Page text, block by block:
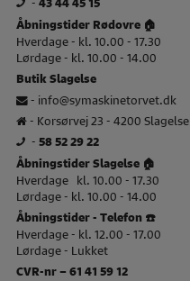
Åbningstider Rødovre 🏠
Hverdage - kl. 10.00 - 17.30
Lørdage - kl. 10.00 - 14.00
Butik Slagelse
- info@symaskinetorvet.dk
- Korsørvej 23 - 4200 Slagelse
- 58 52 29 22
Åbningstider Slagelse 🏠
Hverdage kl. 10.00 - 17.30
Lørdage - kl. 10.00 - 14.00
Åbningstider - Telefon ☎️
Hverdage - kl. 12.00 - 17.00
Lørdage - Lukket
CVR-nr – 61 41 59 12